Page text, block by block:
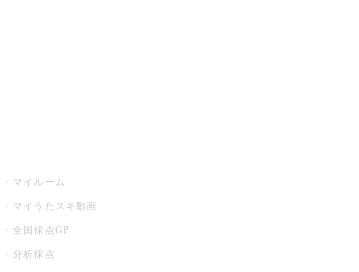
マイルーム
マイうたスキ動画
全国採点GP
分析採点